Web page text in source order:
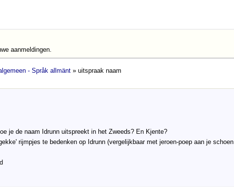
aanmeldingen.
- Språk allmänt » uitspraak naam
je de naam Idrunn uitspreekt in het Zweeds? En Kjente?
rijmpjes te bedenken op Idrunn (vergelijkbaar met jeroen-poep aan je schoen